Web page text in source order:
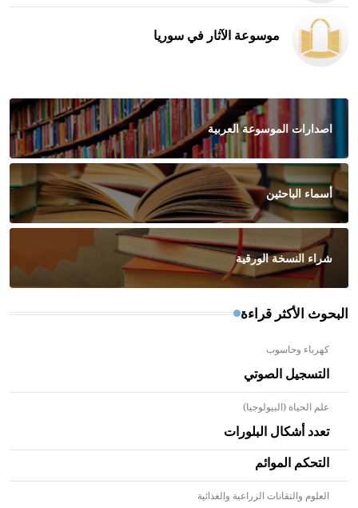
موسوعة الآثار في سوريا
اصدارات الموسوعة العربية
أسماء الباحثين
شراء النسخة الورقية
البحوث الأكثر قراءة
كهرباء وحاسوب
التسجيل الصوتي
علم الحياة (البيولوجيا)
تعدد أشكال البلورات
التحكم الموائم
العلوم والتقانات الزراعية والغذائية
- هل تعلم أن الأبلق نوع من الفنون الهندسية التي ارتبطت